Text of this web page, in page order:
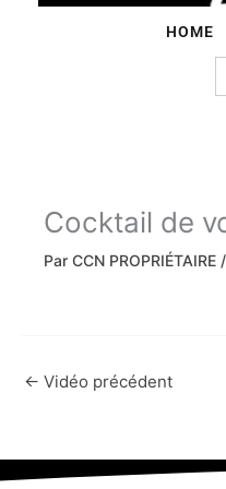
HOME
Cocktail de
Par CCN PROPRIÉTAIRE /
← Vidéo précédent